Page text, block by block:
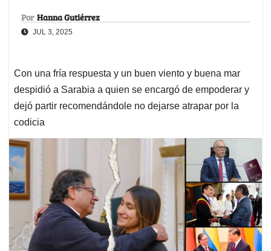
Por Hanna Gutiérrez
JUL 3, 2025
Con una fría respuesta y un buen viento y buena mar
despidió a Sarabia a quien se encargó de empoderar y
dejó partir recomendándole no dejarse atrapar por la
codicia